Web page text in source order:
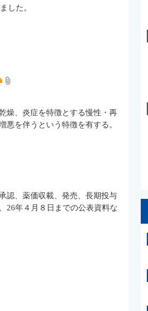
した。
燥、炎症を特徴とする慢性・再
を伴うという特徴を有する。
認、薬価収載、発売、長期投与
26年４月８日までの公表資料な